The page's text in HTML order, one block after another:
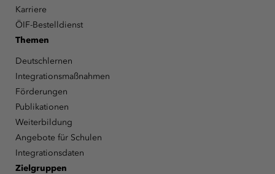
Karriere
ÖIF-Bestelldienst
Themen
Deutschlernen
Integrationsmaßnahmen
Förderungen
Publikationen
Weiterbildung
Angebote für Schulen
Integrationsdaten
Zielgruppen